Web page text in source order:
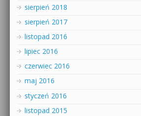
sierpień 2018
sierpień 2017
listopad 2016
lipiec 2016
czerwiec 2016
maj 2016
styczeń 2016
listopad 2015